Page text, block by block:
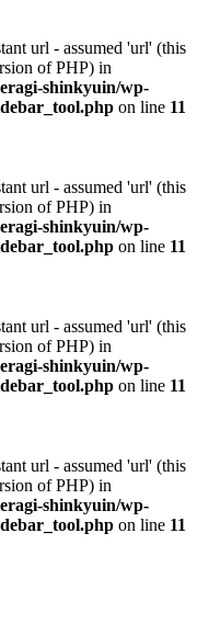
url - assumed 'url' (this
of PHP) in
shinkyuin/wp-
on line 11
url - assumed 'url' (this
of PHP) in
shinkyuin/wp-
on line 11
url - assumed 'url' (this
of PHP) in
shinkyuin/wp-
on line 11
url - assumed 'url' (this
of PHP) in
shinkyuin/wp-
on line 11